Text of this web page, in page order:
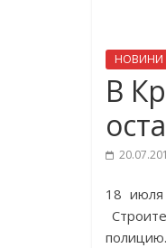
НОВИНИ
В
18 июля